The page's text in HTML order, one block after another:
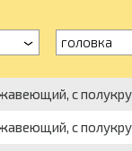
головка
с
с